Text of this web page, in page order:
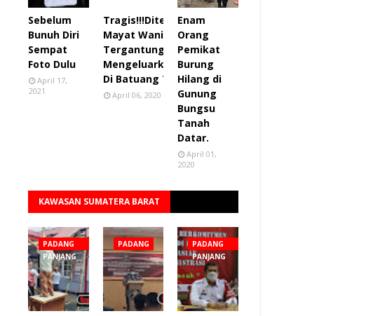
Sebelum
Bunuh Diri
Sempat
Foto Dulu
April 17,
2021
Tragis!!!Ditemukan
Mayat Wanita
Tergantung sudah
Mengeluarkan Bau
Di Batuang Taba.
April 06, 2020
Enam
Orang
Pemikat
Burung
Hilang di
Gunung
Bungsu
Tanah
Datar.
April 01,
2020
KAWASAN SUMATERA BARAT
Lihat semua
PADANG
PANJANG
PADANG
PADANG
PANJANG